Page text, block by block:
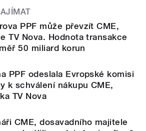
PPF může převzít CME,
TV Nova. Hodnota transakce
50 miliard korun
PPF odeslala Evropské komisi
k schválení nákupu CME,
TV Nova
CME, dosavadního majitele